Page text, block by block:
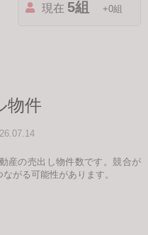
現在 5組 +0組
物件
産の売出し物件数です。競合が
がる可能性があります。